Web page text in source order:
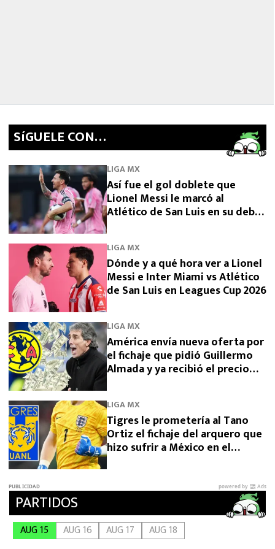
SíGUELE CON…
LIGA MX
Así fue el gol doblete que
Lionel Messi le marcó al
Atlético de San Luis en su debut
LIGA MX
Dónde y a qué hora ver a Lionel
Messi e Inter Miami vs Atlético
de San Luis en Leagues Cup 2026
LIGA MX
América envía nueva oferta por
el fichaje que pidió Guillermo
Almada y ya recibió el precio
LIGA MX
Tigres le prometería al Tano
Ortiz el fichaje del arquero que
hizo sufrir a México en el